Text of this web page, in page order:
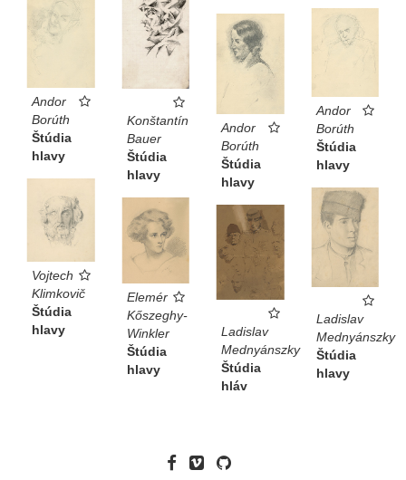
Konštantín
Bauer
Štúdia
hlavy
Andor
Borúth
Štúdia
hlavy
Andor
Borúth
Štúdia
hlavy
Andor
Borúth
Štúdia
hlavy
Vojtech
Klimkovič
Štúdia
hlavy
Ladislav
Mednyánszky
Štúdia
hlavy
Elemér
Kőszeghy-
Winkler
Štúdia
hlavy
Ladislav
Mednyánszky
Štúdia
hláv